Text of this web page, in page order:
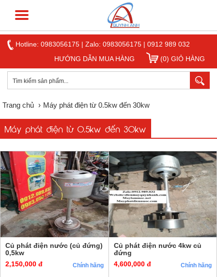
Hotline: 0983056175 | Zalo: 0983056175 | 0912 989 032
HƯỚNG DẪN MUA HÀNG
(0) GIỎ HÀNG
Trang chủ › Máy phát điện từ 0.5kw đến 30kw
Máy phát điện từ 0.5kw đến 30kw
Củ phát điện nước (củ đứng)
0,5kw
2,150,000 đ
Chính hãng
Củ phát điện nước 4kw củ
đứng
4,600,000 đ
Chính hãng